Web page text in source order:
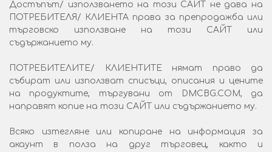
Достъпът/ използването на този САЙТ не дава на
ПОТРЕБИТЕЛЯ/ КЛИЕНТА права за препродажба или
търговско използване на този САЙТ или
съдържанието му.
ПОТРЕБИТЕЛИТЕ/ КЛИЕНТИТЕ нямат право да
събират или използват списъци, описания и цените
на продуктите, търгувани от DMCBG.COM, да
направят копие на този САЙТ или съдържанието му.
Всяко изтегляне или копиране на информация за
акаунт в полза на друг търговец, както и